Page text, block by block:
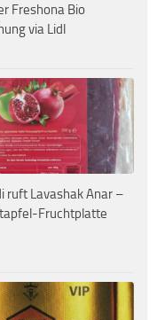
Freshona Bio
via Lidl
ruft Lavashak Anar –
Fruchtplatte